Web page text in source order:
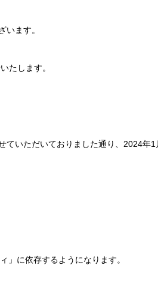
います。
たします。
いただいておりました通り、2024年
」に依存するようになります。